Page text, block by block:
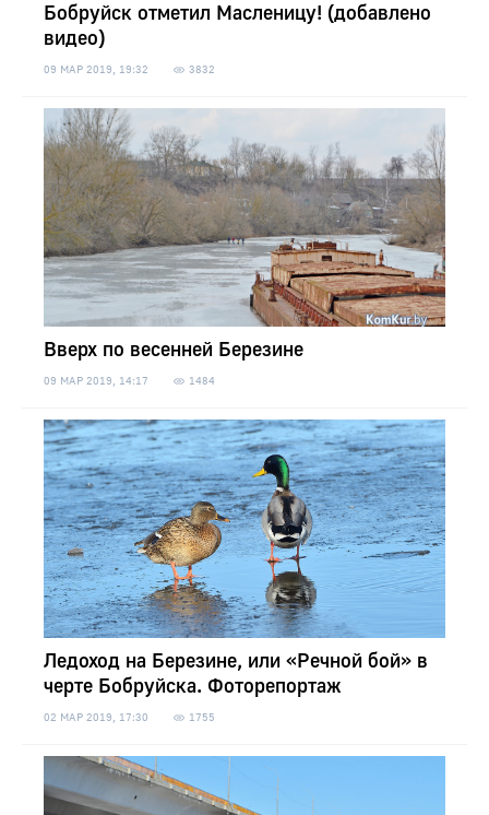
Бобруйск отметил Масленицу! (добавлено
видео)
09 МАР 2019, 19:32 3832
Вверх по весенней Березине
09 МАР 2019, 14:17 1484
Ледоход на Березине, или «Речной бой» в
черте Бобруйска. Фоторепортаж
02 МАР 2019, 17:30 1755